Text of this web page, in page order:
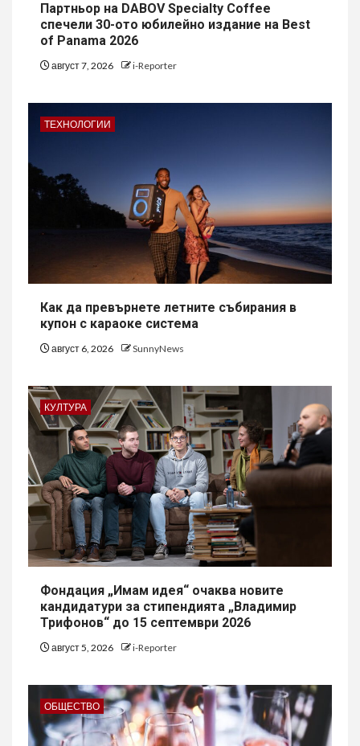
Партньор на DABOV Specialty Coffee
спечели 30-ото юбилейно издание на Best
of Panama 2026
август 7, 2026 i-Reporter
ТЕХНОЛОГИИ
Как да превърнете летните събирания в
купон с караоке система
август 6, 2026 SunnyNews
КУЛТУРА
Фондация „Имам идея“ очаква новите
кандидатури за стипендията „Владимир
Трифонов“ до 15 септември 2026
август 5, 2026 i-Reporter
ОБЩЕСТВО